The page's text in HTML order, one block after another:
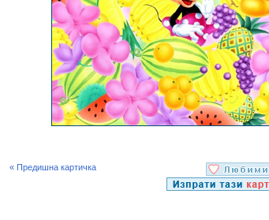
« Предишна картичка